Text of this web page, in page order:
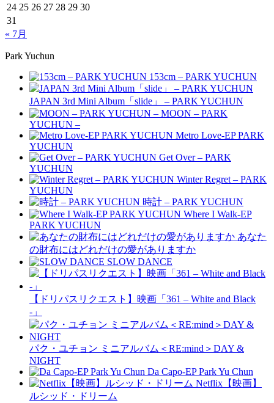
24 25 26 27 28 29 30
31
« 7月
Park Yuchun
153cm – PARK YUCHUN
JAPAN 3rd Mini Album「slide」 – PARK YUCHUN
MOON – PARK
YUCHUN –
Metro Love-EP PARK
YUCHUN
Get Over – PARK
YUCHUN
Winter Regret – PARK
YUCHUN
時計 – PARK YUCHUN
Where I Walk-EP
PARK YUCHUN
あなた
の財布にはどれだけの愛がありますか
SLOW DANCE
【ドリパスリクエスト】映画「361 – White and Black
-」
パク・ユチョン ミニアルバム＜RE:mind＞DAY &
NIGHT
Da Capo-EP Park Yu Chun
Netflix【映画】
ルシッド・ドリーム